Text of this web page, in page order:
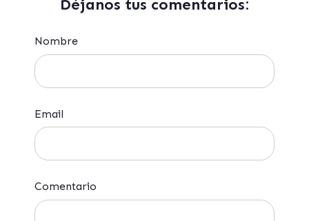
Déjanos tus comentarios:
Nombre
Email
Comentario